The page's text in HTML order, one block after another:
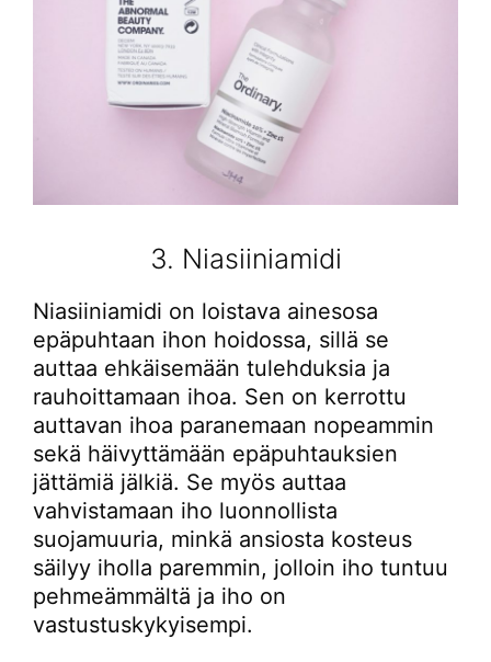
3. Niasiiniamidi
Niasiiniamidi on loistava ainesosa
epäpuhtaan ihon hoidossa, sillä se
auttaa ehkäisemään tulehduksia ja
rauhoittamaan ihoa. Sen on kerrottu
auttavan ihoa paranemaan nopeammin
sekä häivyttämään epäpuhtauksien
jättämiä jälkiä. Se myös auttaa
vahvistamaan iho luonnollista
suojamuuria, minkä ansiosta kosteus
säilyy iholla paremmin, jolloin iho tuntuu
pehmeämmältä ja iho on
vastustuskykyisempi.